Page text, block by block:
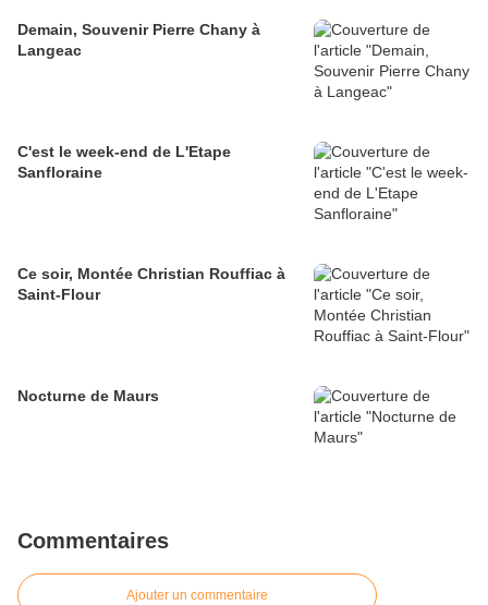
Demain, Souvenir Pierre Chany à
Langeac
C'est le week-end de L'Etape
Sanfloraine
Ce soir, Montée Christian Rouffiac à
Saint-Flour
Nocturne de Maurs
Commentaires
Ajouter un commentaire